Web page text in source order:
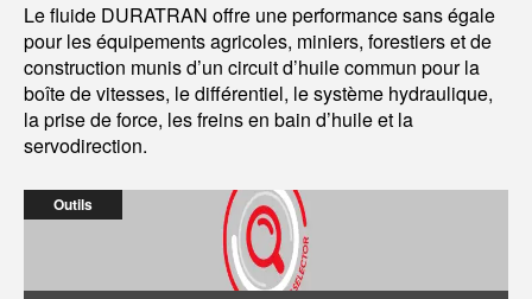
Le fluide DURATRAN offre une performance sans égale
pour les équipements agricoles, miniers, forestiers et de
construction munis d’un circuit d’huile commun pour la
boîte de vitesses, le différentiel, le système hydraulique,
la prise de force, les freins en bain d’huile et la
servodirection.
Outils